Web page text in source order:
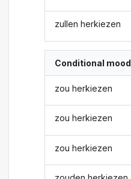
zullen herkiezen
Conditional mood
zou herkiezen
zou herkiezen
zou herkiezen